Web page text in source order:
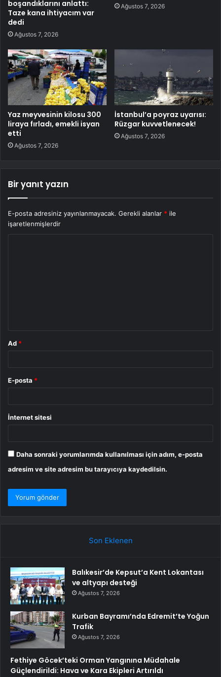
boşandıklarını anlattı:
Taze kana ihtiyacım var
dedi
Ağustos 7, 2026
Ağustos 7, 2026
Yaz meyvesinin kilosu 300
liraya fırladı, emekli isyan
etti
Ağustos 7, 2026
İstanbul’a poyraz uyarısı:
Rüzgar kuvvetlenecek!
Ağustos 7, 2026
Bir yanıt yazın
E-posta adresiniz yayınlanmayacak. Gerekli alanlar * ile
işaretlenmişlerdir
Ad *
E-posta *
İnternet sitesi
Daha sonraki yorumlarımda kullanılması için adım, e-posta
adresim ve site adresim bu tarayıcıya kaydedilsin.
Son Eklenen
Balıkesir’de Kepsut’a Kent Lokantası
ve altyapı desteği
Ağustos 7, 2026
Kurban Bayramı’nda Edremit’te Yoğun
Trafik
Ağustos 7, 2026
Fethiye Göcek’teki Orman Yangınına Müdahale
Güçlendirildi: Hava ve Kara Ekipleri Artırıldı